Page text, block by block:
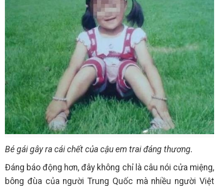
Bé gái gây ra cái chết của cậu em trai đáng thương.
Đáng báo động hơn, đây không chỉ là câu nói cửa miệng,
bông đùa của người Trung Quốc mà nhiều người Việt